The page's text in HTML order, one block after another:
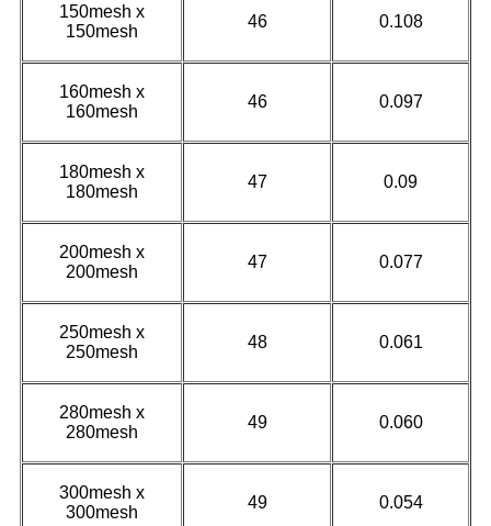
150mesh x
150mesh
46 0.108
160mesh x
160mesh
46 0.097
180mesh x
180mesh
47 0.09
200mesh x
200mesh
47 0.077
250mesh x
250mesh
48 0.061
280mesh x
280mesh
49 0.060
300mesh x
300mesh
49 0.054